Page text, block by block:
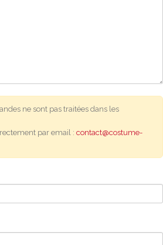
ne sont pas traitées dans les
par email : contact@costume-